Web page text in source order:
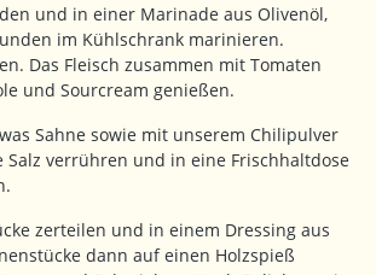
und in einer Marinade aus Olivenöl,
im Kühlschrank marinieren.
Das Fleisch zusammen mit Tomaten
und Sourcream genießen.
Sahne sowie mit unserem Chilipulver
verrühren und in eine Frischhaltdose
zerteilen und in einem Dressing aus
dann auf einen Holzspieß